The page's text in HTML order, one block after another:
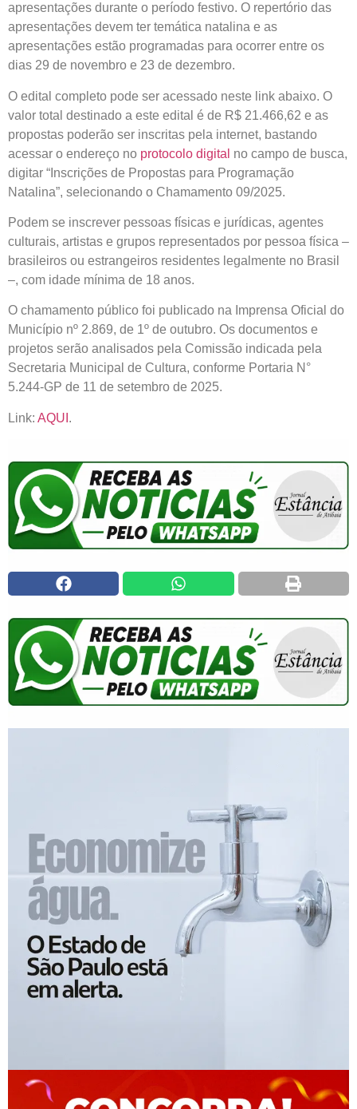
apresentações durante o período festivo. O repertório das
apresentações devem ter temática natalina e as
apresentações estão programadas para ocorrer entre os
dias 29 de novembro e 23 de dezembro.
O edital completo pode ser acessado neste link abaixo. O
valor total destinado a este edital é de R$ 21.466,62 e as
propostas poderão ser inscritas pela internet, bastando
acessar o endereço no protocolo digital no campo de busca,
digitar “Inscrições de Propostas para Programação
Natalina”, selecionando o Chamamento 09/2025.
Podem se inscrever pessoas físicas e jurídicas, agentes
culturais, artistas e grupos representados por pessoa física –
brasileiros ou estrangeiros residentes legalmente no Brasil
–, com idade mínima de 18 anos.
O chamamento público foi publicado na Imprensa Oficial do
Município nº 2.869, de 1º de outubro. Os documentos e
projetos serão analisados pela Comissão indicada pela
Secretaria Municipal de Cultura, conforme Portaria N°
5.244-GP de 11 de setembro de 2025.
Link: AQUI .